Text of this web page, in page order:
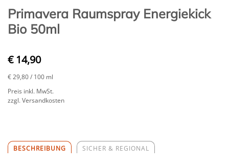
Primavera Raumspray Energiekick
Bio 50ml
€ 14,90
€ 29,80/ 100 ml
Preis inkl. MwSt.
zzgl. Versandkosten
BESCHREIBUNG SICHER & REGIONAL